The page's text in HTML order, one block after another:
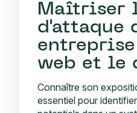
Maîtriser
d'attaque
web et le
Connaître son
essentiel pour